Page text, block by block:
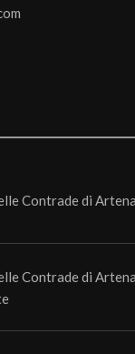
Contrade di
Contrade di